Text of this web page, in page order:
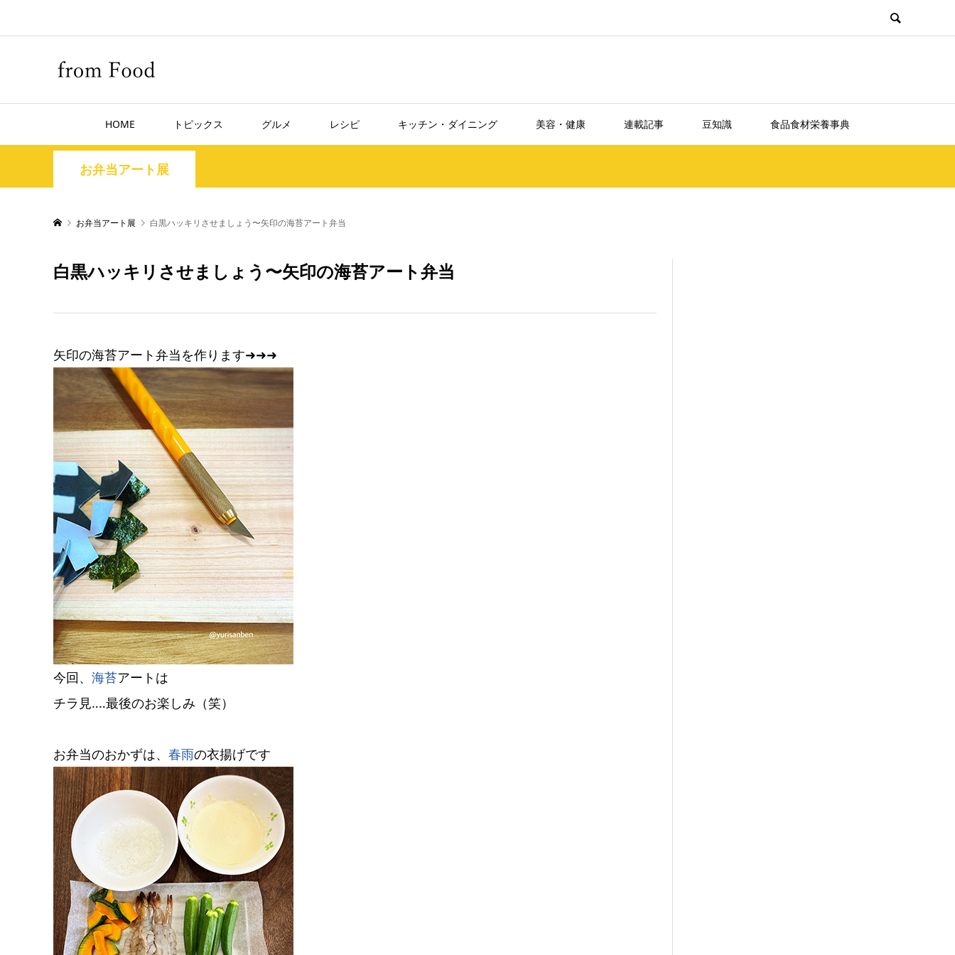
HOME トピックス グルメ レシピ キッチン・ダイニング 美容・健康 連載記事 豆知識 食品食材栄養事典
お弁当アート展
お弁当アート展 白黒ハッキリさせましょう〜矢印の海苔アート弁当
白黒ハッキリさせましょう〜矢印の海苔アート弁当
矢印の海苔アート弁当を作ります➜➜➜
今回、 海苔アートは
チラ見‥‥最後のお楽しみ（笑）
お弁当のおかずは、 春雨の衣揚げです